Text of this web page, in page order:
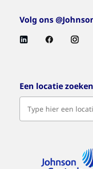
Volg ons
Een locatie zoeken